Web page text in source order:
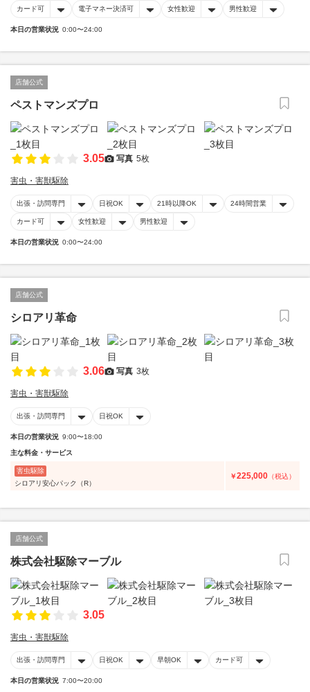
カード可 電子マネー決済可 女性歓迎 男性歓迎
本日の営業状況 0:00〜24:00
店舗公式
ペストマンズプロ
3.05 写真 5枚
害虫・害獣駆除
出張・訪問専門 日祝OK 21時以降OK 24時間営業
カード可 女性歓迎 男性歓迎
本日の営業状況 0:00〜24:00
店舗公式
シロアリ革命
3.06 写真 3枚
害虫・害獣駆除
出張・訪問専門 日祝OK
本日の営業状況 9:00〜18:00
主な料金・サービス
害虫駆除
シロアリ安心パック（R）
￥225,000 （税込）
店舗公式
株式会社駆除マーブル
3.05
害虫・害獣駆除
出張・訪問専門 日祝OK 早朝OK カード可
本日の営業状況 7:00〜20:00